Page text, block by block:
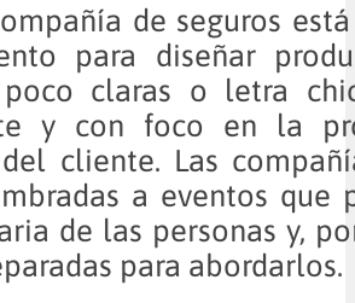
de seguros
para diseñar
claras o letra
y con foco en la
cliente. Las
a eventos que
de las personas y,
para abordarlos.